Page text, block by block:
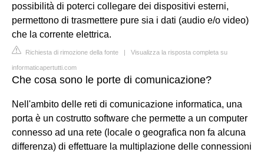
possibilità di poterci collegare dei dispositivi esterni,
permettono di trasmettere pure sia i dati (audio e/o video)
che la corrente elettrica.
Richiesta di rimozione della fonte | Visualizza la risposta completa su
informaticapertutti.com
Che cosa sono le porte di comunicazione?
Nell'ambito delle reti di comunicazione informatica, una
porta è un costrutto software che permette a un computer
connesso ad una rete (locale o geografica non fa alcuna
differenza) di effettuare la multiplazione delle connessioni